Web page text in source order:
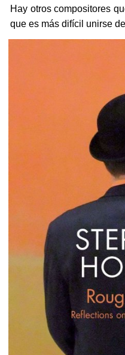
Hay otros compositores
que es más difícil unirse